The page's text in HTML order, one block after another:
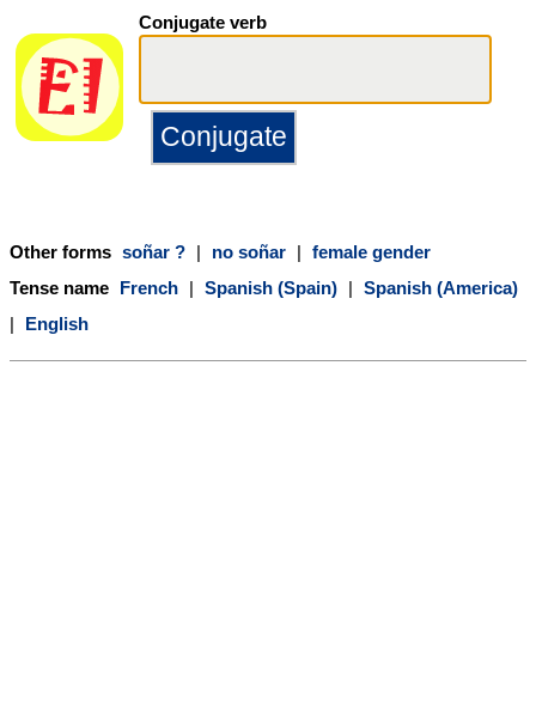
Conjugate verb
Other forms soñar ? | no soñar | female gender
Tense name French | Spanish (Spain) | Spanish (America)
|
English